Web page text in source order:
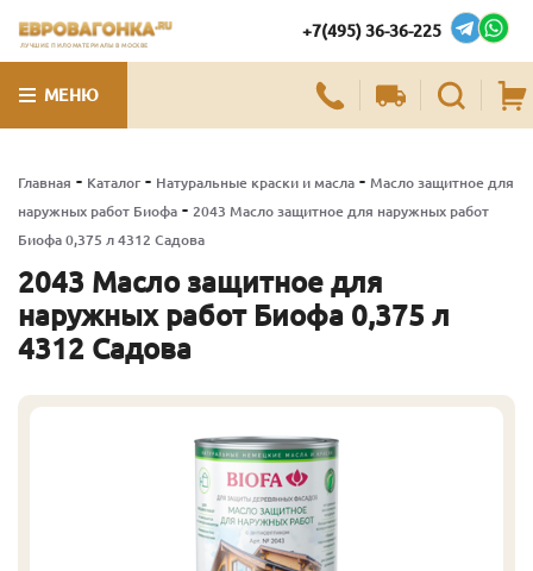
ЛУЧШИЕ ПИЛОМАТЕРИАЛЫ В МОСКВЕ
+7(495) 36-36-225
МЕНЮ
Главная - Каталог - Натуральные краски и масла - Масло защитное для
наружных работ Биофа - 2043 Масло защитное для наружных работ
Биофа 0,375 л 4312 Садова
2043 Масло защитное для
наружных работ Биофа 0,375 л
4312 Садова